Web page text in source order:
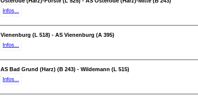
Infos...
Vienenburg (L 518) - AS Vienenburg (A 395)
Infos...
AS Bad Grund (Harz) (B 243) - Wildemann (L 515)
Infos...